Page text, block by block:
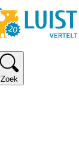
Zoek